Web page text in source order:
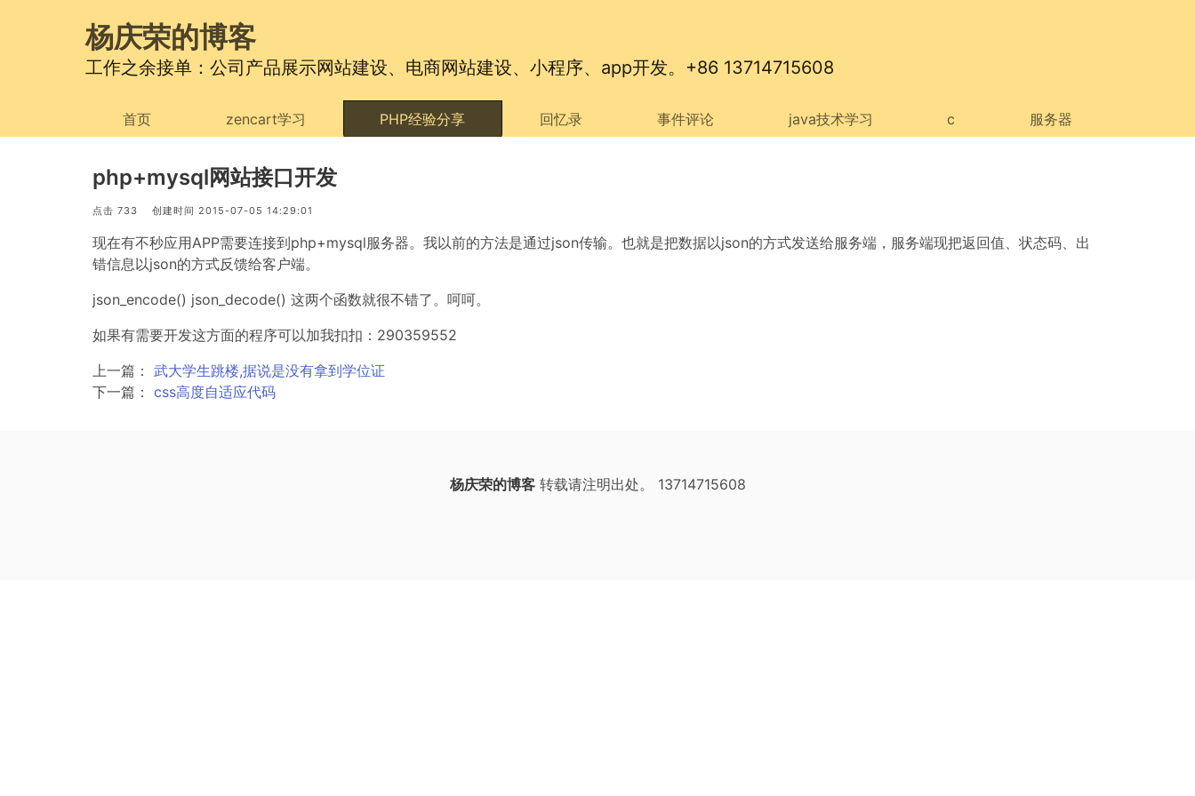
杨庆荣的博客
工作之余接单：公司产品展示网站建设、电商网站建设、小程序、app开发。+86 13714715608
首页 zencart学习 PHP经验分享 回忆录 事件评论 java技术学习 c 服务器
php+mysql网站接口开发
点击 733 创建时间 2015-07-05 14:29:01
现在有不秒应用APP需要连接到php+mysql服务器。我以前的方法是通过json传输。也就是把数据以json的方式发送给服务端，服务端现把返回值、状态码、出
错信息以json的方式反馈给客户端。
json_encode() json_decode() 这两个函数就很不错了。呵呵。
如果有需要开发这方面的程序可以加我扣扣：290359552
上一篇： 武大学生跳楼,据说是没有拿到学位证
下一篇： css高度自适应代码
杨庆荣的博客转载请注明出处。 13714715608